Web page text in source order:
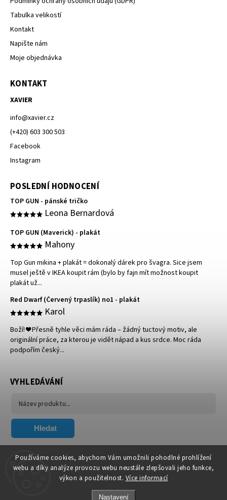
Používáme cookies, abychom Vám umožnili pohodlné prohlížení
webu a díky analýze provozu webu neustále zlepšovali jeho funkce,
výkon a použitelnost. Více informací
Nastavení
Tabulka velikostí
Kontakt
Napište nám
Moje objednávka
KONTAKT
XAVIER
info@xavier.cz
(+420) 603 300 503
Facebook
Instagram
POSLEDNÍ HODNOCENÍ
TOP GUN - pánské tričko
Leona Bernardová
TOP GUN (Maverick) - plakát
Mahony
Top Gun mikina + plakát = dokonalý dárek pro švagra. Sice jsem
musel ještě v IKEA koupit rám (bylo by fajn mít možnost koupit
plakát už...
Red Dwarf (Červený trpaslík) no1 - plakát
Karol
Boží! ❤️ Přesně tyhle věci mám ráda – žádný tuctový motiv, ale
originální práce, za kterou je vidět nápad a kus srdce. Moc ráda
podpořím český...
VYHLEDÁVÁNÍ
Hledat
FACEBOOK